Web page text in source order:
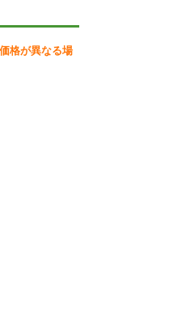
格が異なる場